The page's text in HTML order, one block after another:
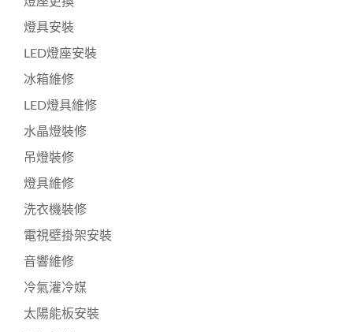
燈具安裝
LED燈座安裝
冰箱維修
LED燈具維修
水晶燈裝修
吊燈裝修
燈具維修
洗衣機裝修
電視壁掛架安裝
音響維修
冷氣灌冷媒
太陽能板安裝